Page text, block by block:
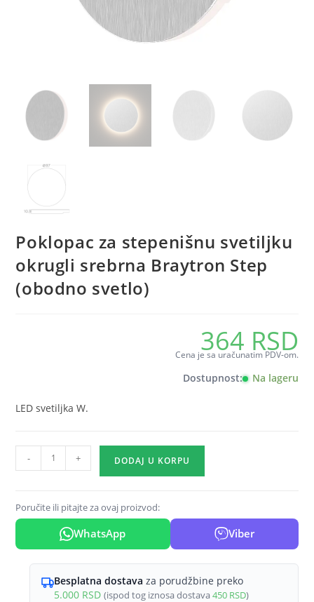
Poklopac za stepenišnu svetiljku
okrugli srebrna Braytron Step
(obodno svetlo)
364 RSD
Cena je sa uračunatim PDV-om.
Dostupnost: Na lageru
LED svetiljka W.
Poklopac
za
svetiljku
okrugli
- + DODAJ U KORPU
Poručite ili pitajte za ovaj proizvod:
WhatsApp Viber
Besplatna dostava za porudžbine preko
5.000 RSD (ispod tog iznosa dostava450 RSD)